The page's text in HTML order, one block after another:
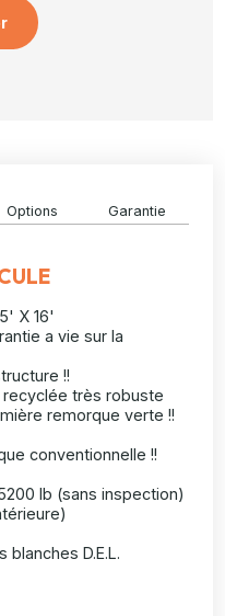
Options Garantie
X 16'
a vie sur la
!!
très robuste
remorque verte !!
conventionnelle !!
lb (sans inspection)
D.E.L.